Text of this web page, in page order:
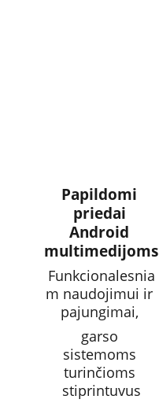
Papildomi
priedai
Android
multimedijoms
Funkcionalesnia
m naudojimui ir
pajungimai,
garso
sistemoms
turinčioms
stiprintuvus